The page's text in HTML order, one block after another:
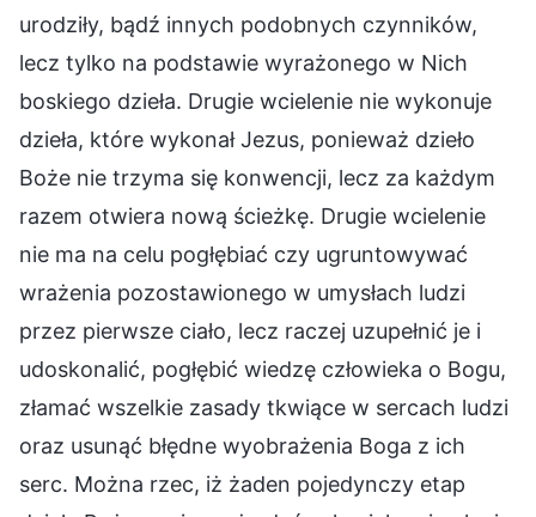
urodziły, bądź innych podobnych czynników,
lecz tylko na podstawie wyrażonego w Nich
boskiego dzieła. Drugie wcielenie nie wykonuje
dzieła, które wykonał Jezus, ponieważ dzieło
Boże nie trzyma się konwencji, lecz za każdym
razem otwiera nową ścieżkę. Drugie wcielenie
nie ma na celu pogłębiać czy ugruntowywać
wrażenia pozostawionego w umysłach ludzi
przez pierwsze ciało, lecz raczej uzupełnić je i
udoskonalić, pogłębić wiedzę człowieka o Bogu,
złamać wszelkie zasady tkwiące w sercach ludzi
oraz usunąć błędne wyobrażenia Boga z ich
serc. Można rzec, iż żaden pojedynczy etap